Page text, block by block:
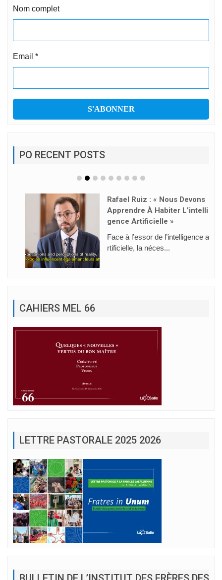
Nom complet
Email *
PO RECENT POSTS
Rafael Ruiz : « Nous Devons
Apprendre À Habiter L’intelli
Gence Artificielle »
Face à l’essor de l’intelligence a
rtificielle, la néces...
CAHIERS MEL 66
LETTRE PASTORALE 2025 2026